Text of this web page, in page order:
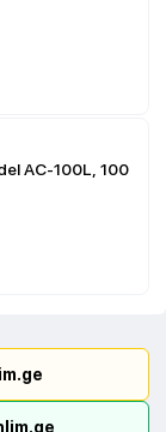
AC-100L, 100